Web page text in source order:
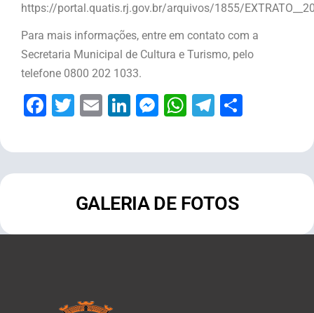
https://portal.quatis.rj.gov.br/arquivos/1855/
Para mais informações, entre em contato com a
Secretaria Municipal de Cultura e Turismo, pelo
telefone 0800 202 1033.
Facebook
Twitter
EmailLinkedIn
Messenger
WhatsApp
Telegram
GALERIA DE FOTOS